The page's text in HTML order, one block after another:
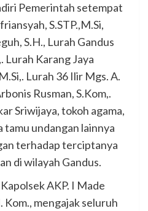
Pemerintah setempat
S.STP.,M.Si,
S.H., Lurah Gandus
Lurah Karang Jaya
Lurah 36 Ilir Mgs. A.
Rusman, S.Kom,.
Sriwijaya, tokoh agama,
undangan lainnya
terhadap terciptanya
di wilayah Gandus.
AKP. I Made
Kom., mengajak seluruh